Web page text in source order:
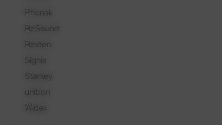
Phonak
ReSound
Rexton
Signia
Starkey
unitron
Widex